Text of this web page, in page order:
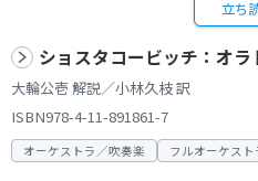
立ち
ショスタコービッチ：オラ
大輪公壱 解説／小林久枝 訳
ISBN978-4-11-891861-7
オーケストラ／吹奏楽 フルオーケスト